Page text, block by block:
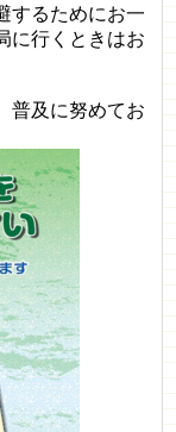
するためにお一
に行くときはお
普及に努めてお